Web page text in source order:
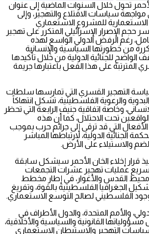
تحول خلال السنوات الماضية إلى عنوان
سياسات الاقتلاع والتهجير، وإلى
للمشروع الاستعماري
حجم الإصرار الإسرائيلي المتكرر على تهجير
رغم الرفض الدولي الواسع لهذه
من خطورتها السياسية والإنسانية
الواضح للجنائية الدولية من خلال تأكيدها
المترتبة على هذا الفعل باعتبارها جريمة
التهجير القسري التي تمارسها سلطات
والرعوية الفلسطينية، تشكل انتهاكاً
وخاصة اتفاقية جنيف الرابعة التي تحظر
تحت الاحتلال، كما أن هذه
التي قد ترقى إلى جرائم حرب بموجب
الجنائية الدولية، لارتباطها المباشر
والاستيلاء على الأرض.
قرار إخلاء الخان الأحمر سيشكل سابقة
عمليات تهجير عشرات التجمعات
محيط القدس والأغوار، في إطار مخطط
الجغرافيا الفلسطينية بالقوة، وتفريغ
الفلسطيني لصالح التوسع الاستعماري.
والأمم المتحدة، والدول الأطراف في
القانونية والسياسية والأخلاقية،
التهجير والاستيطان الاستعماري